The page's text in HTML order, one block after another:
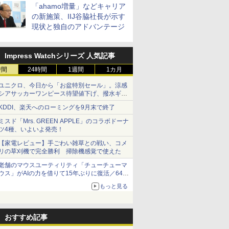
「ahamo増量」などキャリア
の新施策、IIJ谷脇社長が示す
現状と独自のアドバンテージ
Impress Watchシリーズ 人気記事
24時間 1週間 1カ月
ニクロ、今日から「お盆特別セール」。涼感
アサッカーワンピース待望値下げ、撥水ギア
ョーツは1990円に
、楽天へのローミングを9月末で終了
スド「Mrs. GREEN APPLE」のコラボドーナ
4種、いよいよ発売！
家電レビュー】手ごわい雑草との戦い、コメ
の草刈機で完全勝利 掃除機感覚で使えた
舗のマウスユーティリティ「チューチューマ
ス」がAIの力を借りて15年ぶりに復活／64bit
、Windows 10/11、「Chrome」も走り回
。復活記念で2026年末まで500円
もっと見る
おすすめ記事